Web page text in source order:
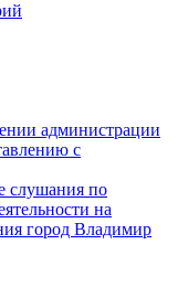
администрации
с
слушания по
на
город Владимир